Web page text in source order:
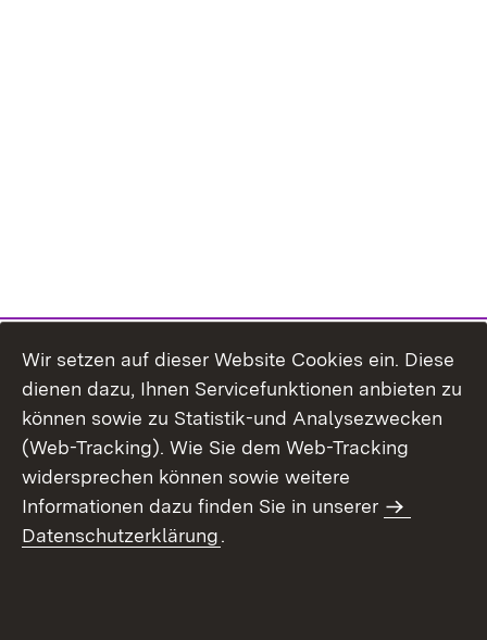
Wir setzen auf dieser Website Cookies ein. Diese
dienen dazu, Ihnen Servicefunktionen anbieten zu
können sowie zu Statistik-und Analysezwecken
(Web-Tracking). Wie Sie dem Web-Tracking
widersprechen können sowie weitere
Informationen dazu finden Sie in unserer
Datenschutzerklärung.